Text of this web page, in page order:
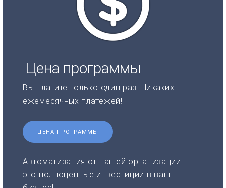
Цена программы
Вы платите только один раз. Никаких
ежемесячных платежей!
ЦЕНА ПРОГРАММЫ
Автоматизация от нашей организации –
это полноценные инвестиции в ваш